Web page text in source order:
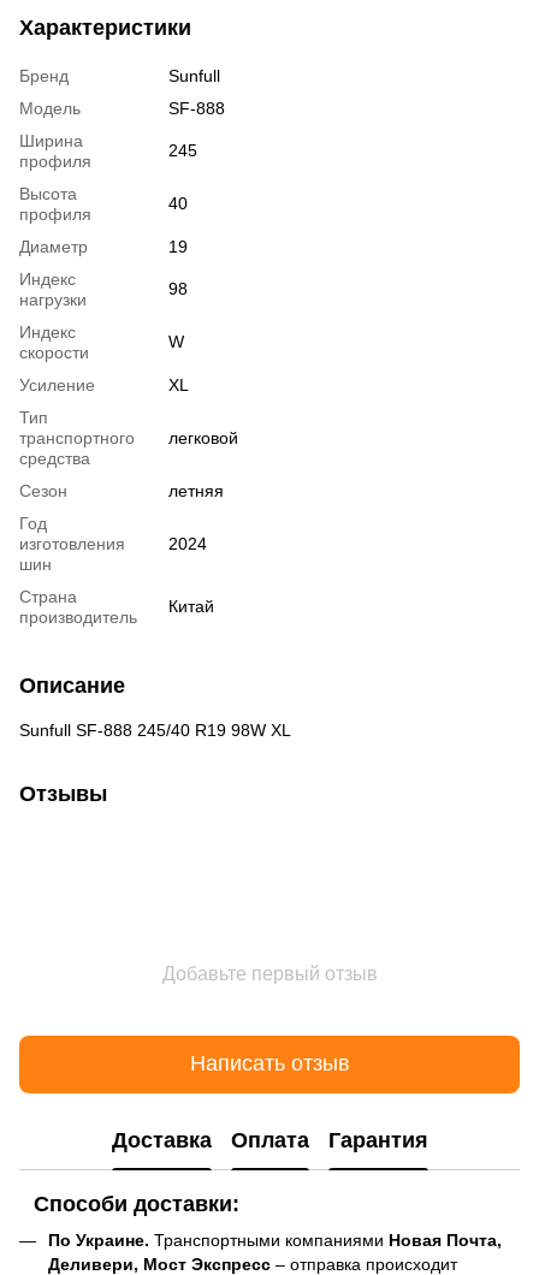
Характеристики
Бренд
Sunfull
Модель
SF-888
Ширина
профиля
245
Высота
профиля
40
Диаметр
19
Индекс
нагрузки
98
Индекс
скорости
W
Усиление
XL
Тип
транспортного
средства
легковой
Сезон
летняя
Год
изготовления
шин
2024
Страна
производитель
Китай
Описание
Sunfull SF-888 245/40 R19 98W XL
Отзывы
Добавьте первый отзыв
Написать отзыв
Доставка Оплата Гарантия
Способи доставки:
По Украине. Транспортными компаниями Новая Почта,
Деливери, Мост Экспресс – отправка происходит